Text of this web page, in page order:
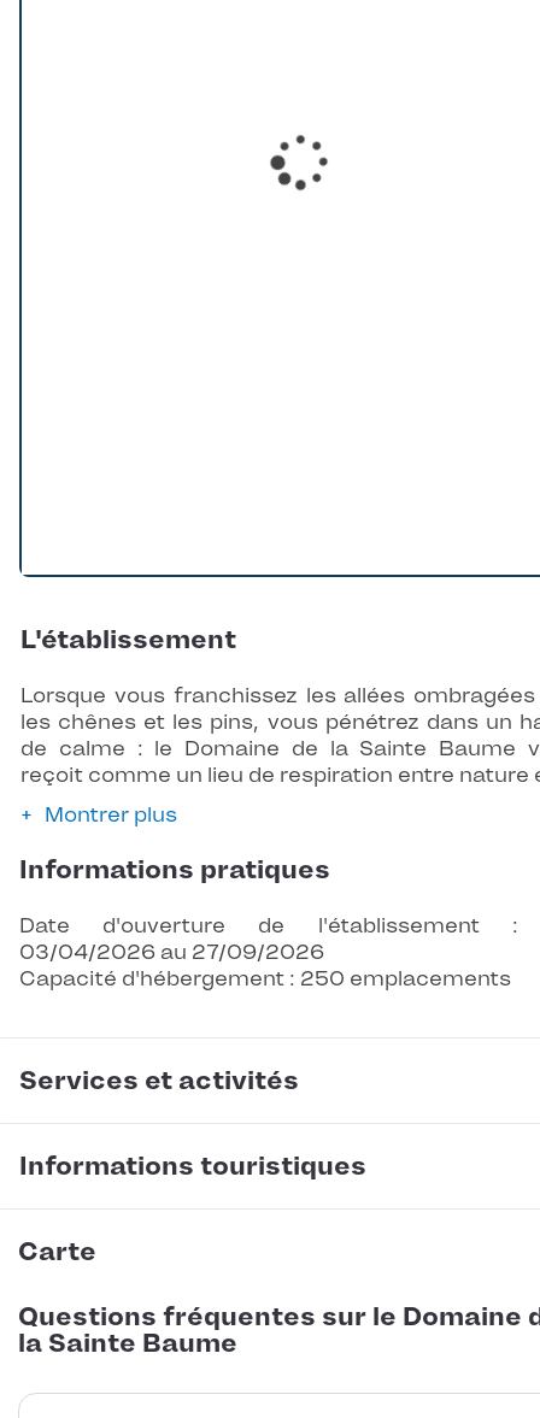
L'établissement
Lorsque vous franchissez les allées
les chênes et les pins, vous pénétrez dans un
de calme : le Domaine de la Sainte Baume
reçoit comme un lieu de respiration entre nature
Montrer plus
Informations pratiques
Date d'ouverture de l'établissement :
03/04/2026 au 27/09/2026
Capacité d'hébergement : 250 emplacements
Services et activités
Informations touristiques
Carte
Questions fréquentes sur le Domaine
la Sainte Baume